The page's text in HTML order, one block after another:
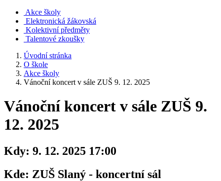
Akce školy
Elektronická žákovská
Kolektivní předměty
Talentové zkoušky
Úvodní stránka
O škole
Akce školy
Vánoční koncert v sále ZUŠ 9. 12. 2025
Vánoční koncert v sále ZUŠ 9.
12. 2025
Kdy: 9. 12. 2025 17:00
Kde: ZUŠ Slaný - koncertní sál